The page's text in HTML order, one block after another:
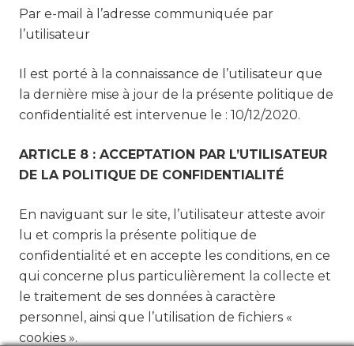
Par e-mail à l’adresse communiquée par
l’utilisateur
Il est porté à la connaissance de l’utilisateur que
la dernière mise à jour de la présente politique de
confidentialité est intervenue le : 10/12/2020.
ARTICLE 8 : ACCEPTATION PAR L’UTILISATEUR
DE LA POLITIQUE DE CONFIDENTIALITÉ
En naviguant sur le site, l’utilisateur atteste avoir
lu et compris la présente politique de
confidentialité et en accepte les conditions, en ce
qui concerne plus particulièrement la collecte et
le traitement de ses données à caractère
personnel, ainsi que l’utilisation de fichiers «
cookies ».